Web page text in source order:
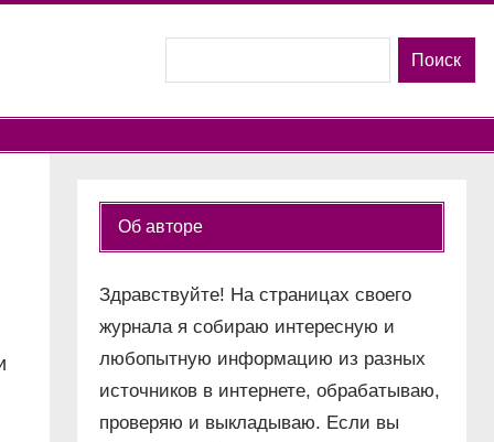
Поиск
Об авторе
Здравствуйте! На страницах своего
журнала я собираю интересную и
любопытную информацию из разных
источников в интернете, обрабатываю,
проверяю и выкладываю. Если вы